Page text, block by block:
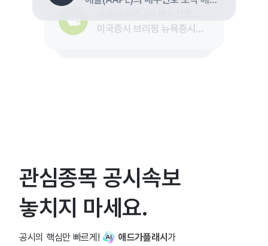
관심종목 공시속보
놓치지 마세요.
공시의 핵심만 빠르게! 애드가플래시 가